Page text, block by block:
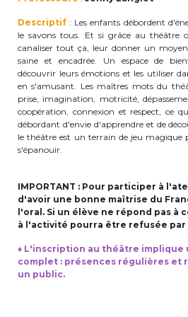
services.be
BE91 3631 6790 0976
Activités périscolaires Uccle
+32 (0)2 375 31 35
BE30 3100 2003 2711
Cantine
+32 (0)2 374 76 75
Descriptif : Les enfants débordent
le savons tous. Et si grâce au théâtre
canaliser tout ça, leur donner un
saine et encadrée. Un espace de
découvrir leurs émotions et les utiliser
en s'amusant. Les maîtres mots du
prise, imagination, motricité,
coopération, connexion et respect, ce
débordant d'envie d'apprendre et de
le théâtre est un terrain de jeu magique
s'épanouir.
IMPORTANT : Pour participer à
d'avoir une bonne maîtrise du
l'oral. Si un élève ne répond pas
à l'activité pourra être refusée par
♦ L'inscription au théâtre implique
complet : présences régulières et
un public.